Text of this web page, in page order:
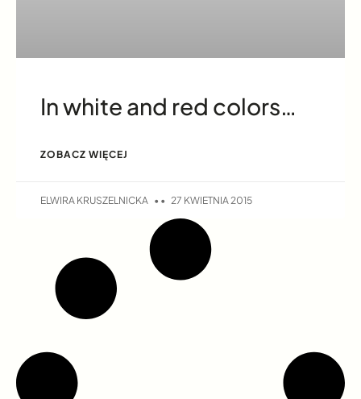
In white and red colors…
ZOBACZ WIĘCEJ
ELWIRA KRUSZELNICKA 27 KWIETNIA 2015